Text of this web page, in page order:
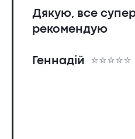
Дякую, все
рекомендую
Геннадій